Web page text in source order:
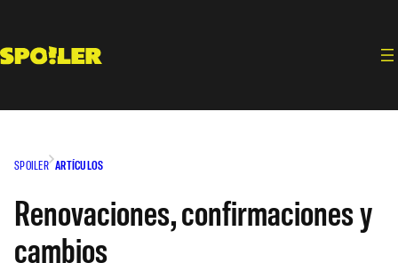
contenido
SPOILER ARTÍCULOS
Renovaciones, confirmaciones y
cambios